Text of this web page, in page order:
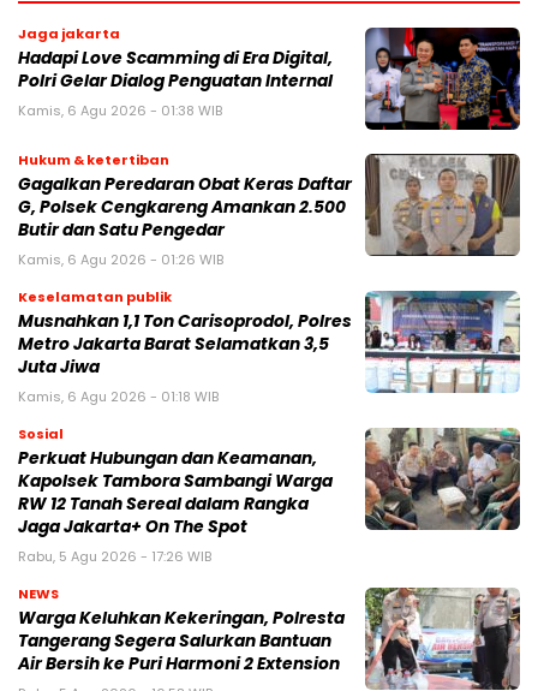
Jaga jakarta
Hadapi Love Scamming di Era Digital,
Polri Gelar Dialog Penguatan Internal
Kamis, 6 Agu 2026 - 01:38 WIB
Hukum & ketertiban
Gagalkan Peredaran Obat Keras Daftar
G, Polsek Cengkareng Amankan 2.500
Butir dan Satu Pengedar
Kamis, 6 Agu 2026 - 01:26 WIB
Keselamatan publik
Musnahkan 1,1 Ton Carisoprodol, Polres
Metro Jakarta Barat Selamatkan 3,5
Juta Jiwa
Kamis, 6 Agu 2026 - 01:18 WIB
Sosial
Perkuat Hubungan dan Keamanan,
Kapolsek Tambora Sambangi Warga
RW 12 Tanah Sereal dalam Rangka
Jaga Jakarta+ On The Spot
Rabu, 5 Agu 2026 - 17:26 WIB
NEWS
Warga Keluhkan Kekeringan, Polresta
Tangerang Segera Salurkan Bantuan
Air Bersih ke Puri Harmoni 2 Extension